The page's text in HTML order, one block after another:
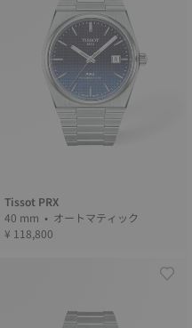
Tissot PRX
40 mm • オートマティック
¥ 118,800